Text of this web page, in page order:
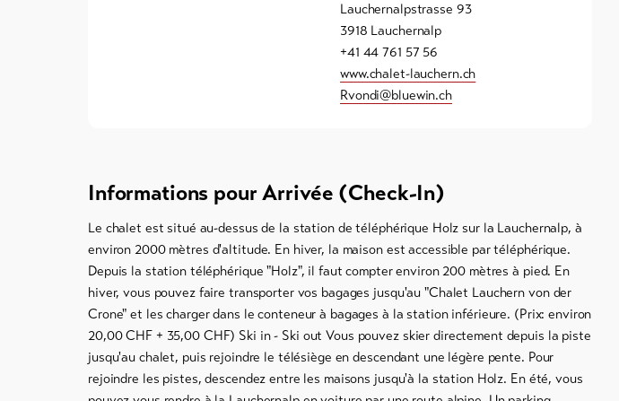
Lauchernalpstrasse 93
3918 Lauchernalp
+41 44 761 57 56
www.chalet-lauchern.ch
Rvondi@bluewin.ch
Informations pour Arrivée (Check-In)
Le chalet est situé au-dessus de la station de téléphérique Holz sur la Lauchernalp, à
environ 2000 mètres d'altitude. En hiver, la maison est accessible par téléphérique.
Depuis la station téléphérique "Holz", il faut compter environ 200 mètres à pied. En
hiver, vous pouvez faire transporter vos bagages jusqu'au "Chalet Lauchern von der
Crone" et les charger dans le conteneur à bagages à la station inférieure. (Prix: environ
20,00 CHF + 35,00 CHF) Ski in - Ski out Vous pouvez skier directement depuis la piste
jusqu'au chalet, puis rejoindre le télésiège en descendant une légère pente. Pour
rejoindre les pistes, descendez entre les maisons jusqu'à la station Holz. En été, vous